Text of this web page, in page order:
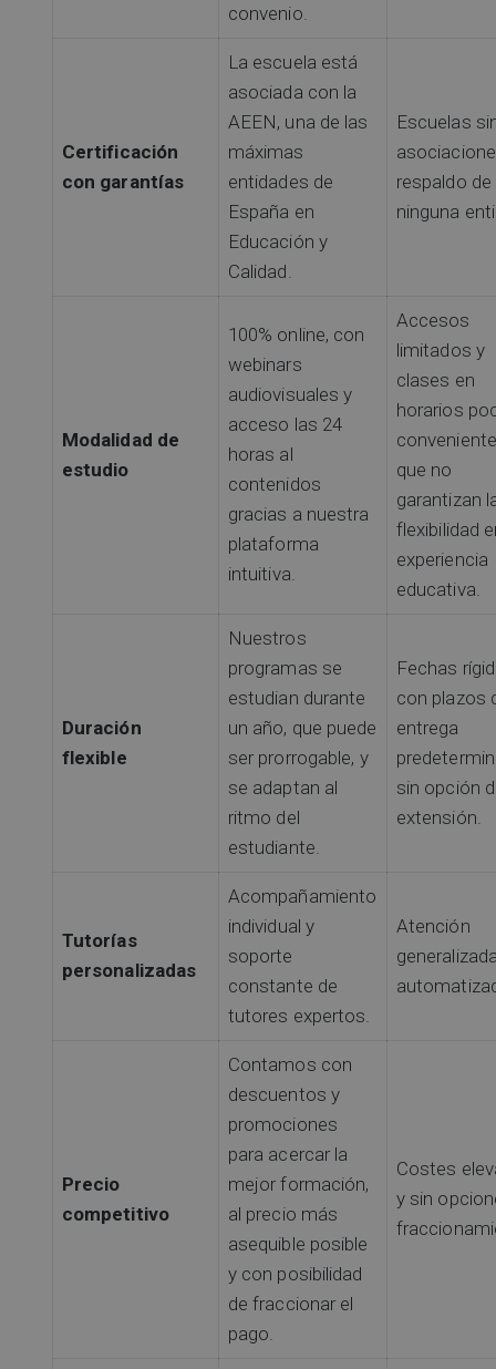
convenio.
Certificación
con garantías
La escuela está
asociada con la
AEEN, una de las
máximas
entidades de
España en
Educación y
Calidad.
Escuelas
respaldo de
ninguna
Modalidad de
estudio
100% online, con
webinars
audiovisuales y
acceso las 24
horas al
contenidos
gracias a nuestra
plataforma
intuitiva.
Accesos
limitados y
clases en
horarios
que no
garantizan
flexibilidad
experiencia
educativa.
Duración
flexible
Nuestros
programas se
estudian durante
un año, que puede
ser prorrogable, y
se adaptan al
ritmo del
estudiante.
Fechas
con plazos
entrega
sin opción
extensión.
Tutorías
personalizadas
Acompañamiento
individual y
soporte
constante de
tutores expertos.
Atención
Precio
competitivo
Contamos con
descuentos y
promociones
para acercar la
mejor formación,
al precio más
asequible posible
y con posibilidad
de fraccionar el
pago.
Costes
y sin